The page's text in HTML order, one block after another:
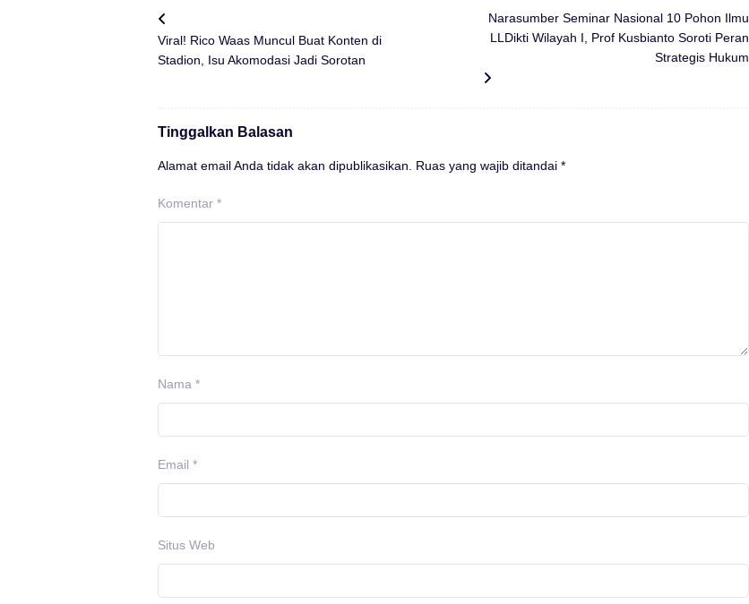
Viral! Rico Waas Muncul Buat Konten di
Stadion, Isu Akomodasi Jadi Sorotan
Narasumber Seminar Nasional 10 Pohon Ilmu
LLDikti Wilayah I, Prof Kusbianto Soroti Peran
Strategis Hukum
Tinggalkan Balasan
Alamat email Anda tidak akan dipublikasikan. Ruas yang wajib ditandai *
Komentar *
Nama *
Email *
Situs Web